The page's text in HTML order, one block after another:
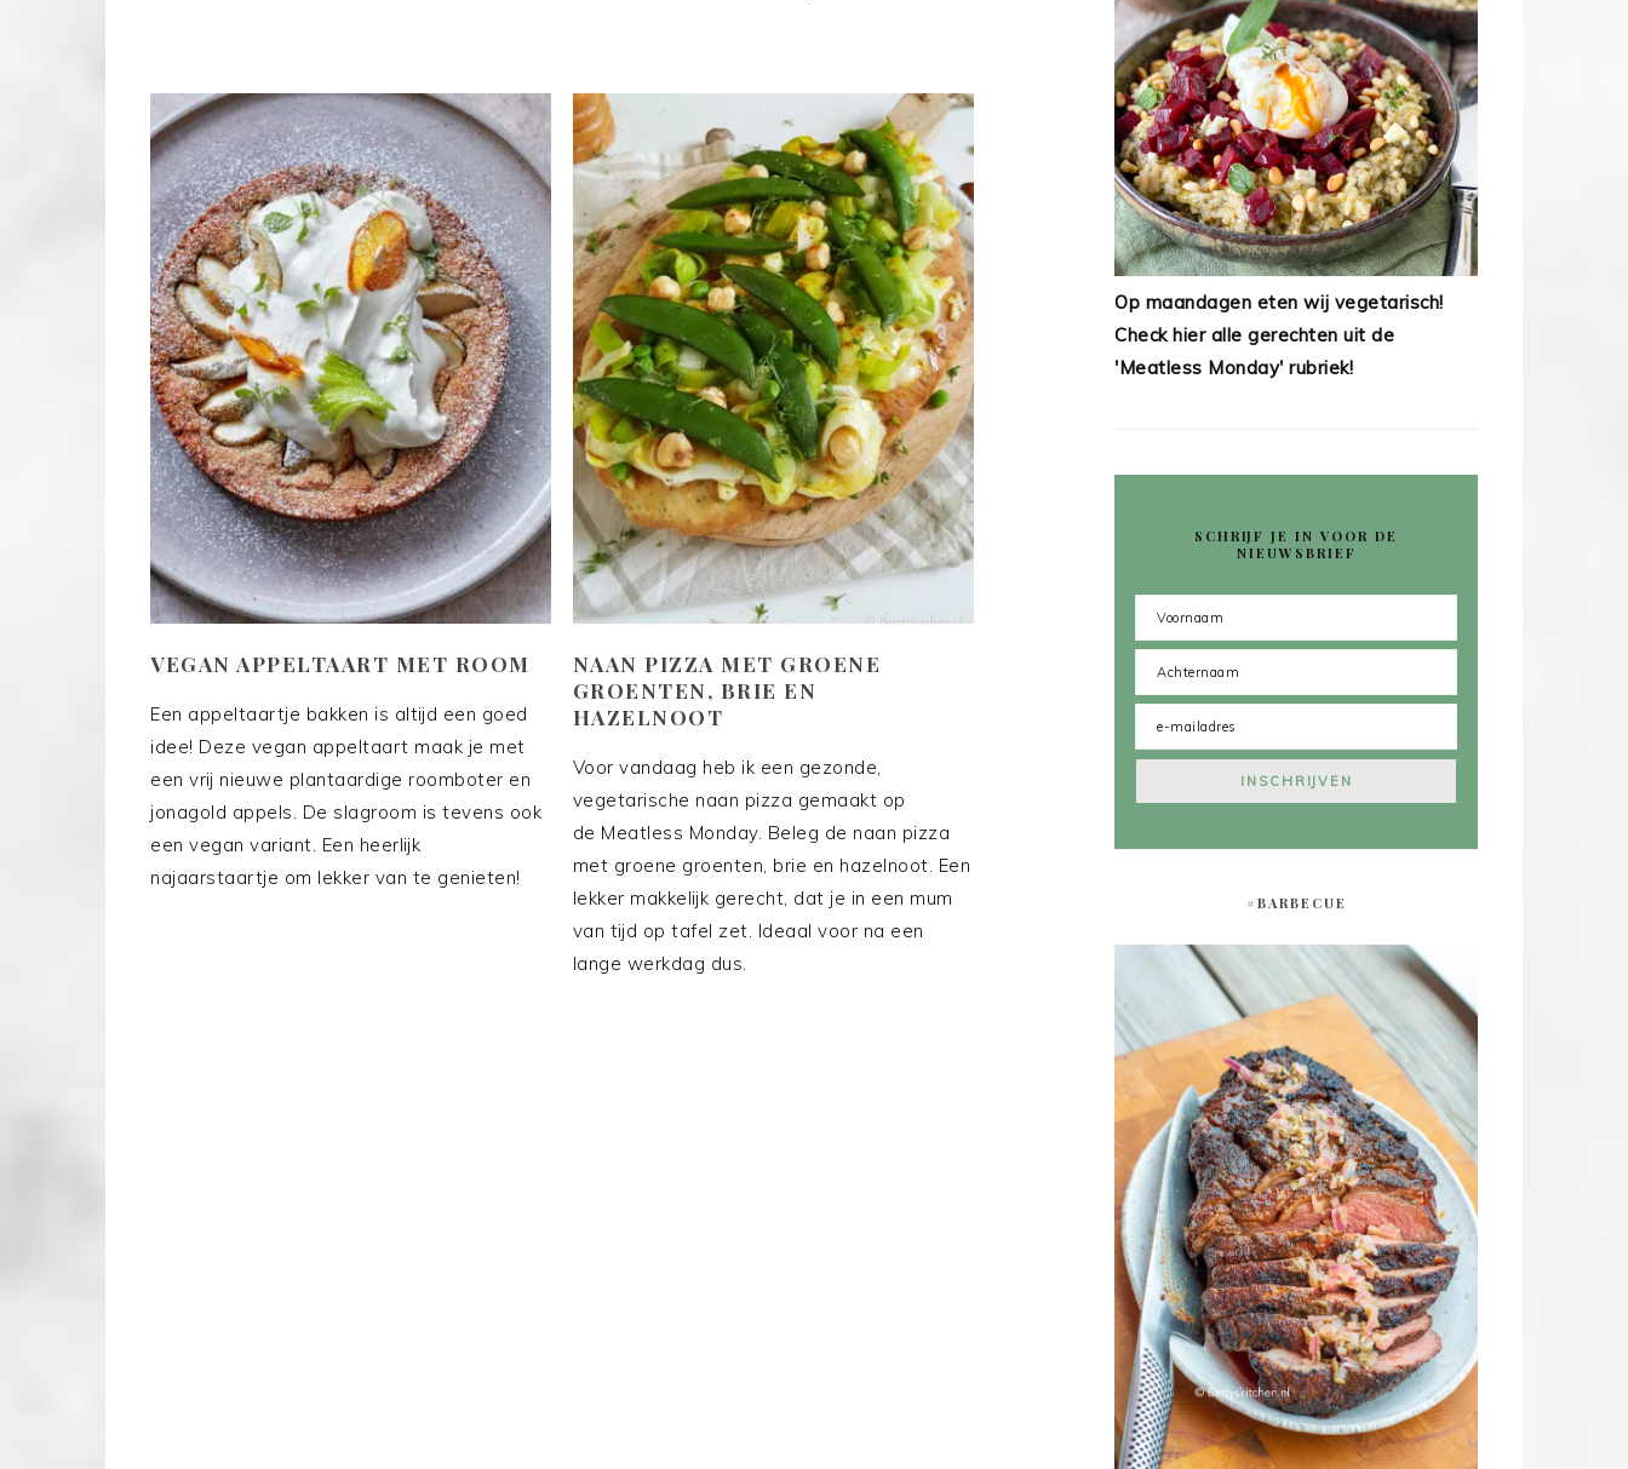
VEGAN APPELTAART MET ROOM
Een appeltaartje bakken is altijd een goed
idee! Deze vegan appeltaart maak je met
een vrij nieuwe plantaardige roomboter en
jonagold appels. De slagroom is tevens ook
een vegan variant. Een heerlijk
najaarstaartje om lekker van te genieten!
NAAN PIZZA MET GROENE
GROENTEN, BRIE EN
HAZELNOOT
Voor vandaag heb ik een gezonde,
vegetarische naan pizza gemaakt op
de Meatless Monday. Beleg de naan pizza
met groene groenten, brie en hazelnoot. Een
lekker makkelijk gerecht, dat je in een mum
van tijd op tafel zet. Ideaal voor na een
lange werkdag dus.
Op maandagen eten wij vegetarisch!
Check hier alle gerechten uit de
'Meatless Monday' rubriek!
SCHRIJF JE IN VOOR DE
NIEUWSBRIEF
#BARBECUE